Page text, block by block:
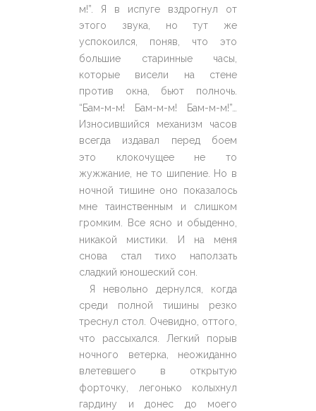
м!”. Я в испуге вздрогнул от
этого звука, но тут же
успокоился, поняв, что это
большие старинные часы,
которые висели на стене
против окна, бьют полночь.
“Бам-м-м! Бам-м-м! Бам-м-м!”…
Износившийся механизм часов
всегда издавал перед боем
это клокочущее не то
жужжание, не то шипение. Но в
ночной тишине оно показалось
мне таинственным и слишком
громким. Все ясно и обыденно,
никакой мистики. И на меня
снова стал тихо наползать
сладкий юношеский сон.
Я невольно дернулся, когда
среди полной тишины резко
треснул стол. Очевидно, оттого,
что рассыхался. Легкий порыв
ночного ветерка, неожиданно
влетевшего в открытую
форточку, легонько колыхнул
гардину и донес до моего